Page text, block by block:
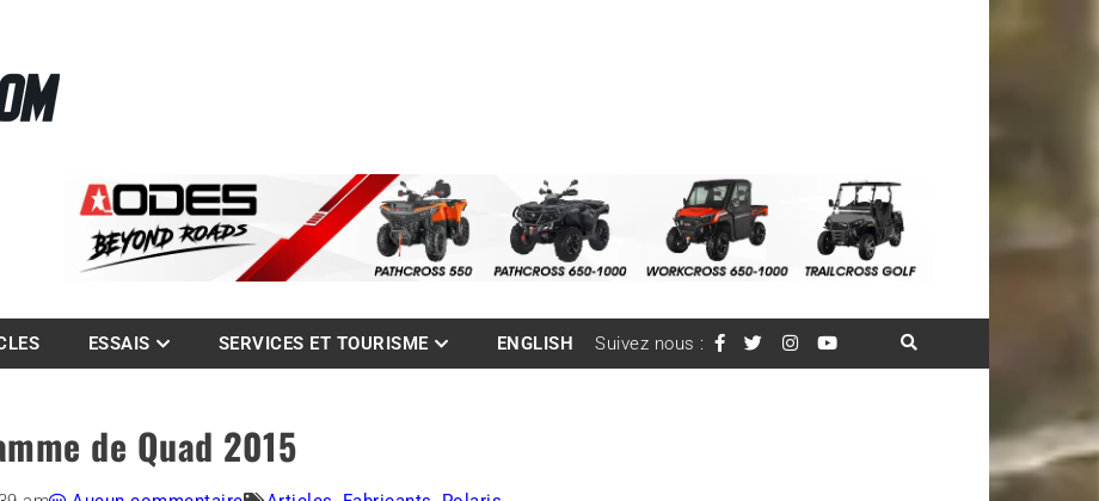
ESSAIS SERVICES ET TOURISME ENGLISH Suivez nous :
de Quad 2015